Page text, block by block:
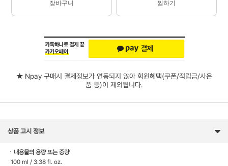
장바구니 찜하기
★ Npay 구매시 결제정보가 연동되지 않아 회원혜택(쿠폰/적립금/사은
품 등)이 제외됩니다.
상품 고시 정보
ㆍ내용물의 용량 또는 중량
100 ml / 3.38 fl. oz.